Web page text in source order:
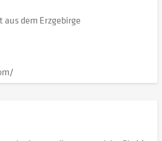
dem Erzgebirge